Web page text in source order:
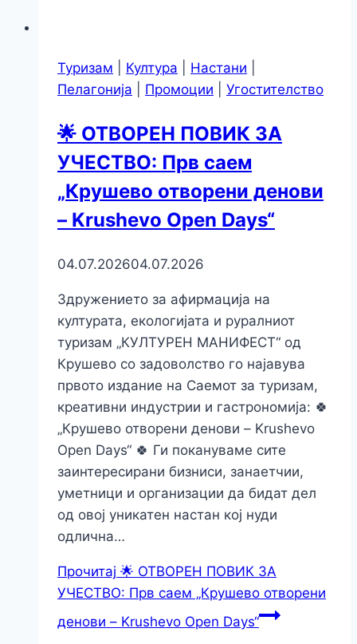
Туризам Култура Настани
Пелагонија
Промоции Угостителство
🌟 ОТВОРЕН ПОВИК ЗА
УЧЕСТВО: Прв саем
„Крушево отворени денови
– Krushevo Open Days“
04.07.202604.07.2026
Здружението за афирмација на
културата, екологијата и руралниот
туризам „КУЛТУРЕН МАНИФЕСТ“ од
Крушево со задоволство го најавува
првото издание на Саемот за туризам,
креативни индустрии и гастрономија: 🍀
„Крушево отворени денови – Krushevo
Open Days“ 🍀 Ги покануваме сите
заинтересирани бизниси, занаетчии,
уметници и организации да бидат дел
од овој уникатен настан кој нуди
одлична…
Прочитај 🌟 ОТВОРЕН ПОВИК ЗА
УЧЕСТВО: Прв саем „Крушево отворени
денови – Krushevo Open Days“